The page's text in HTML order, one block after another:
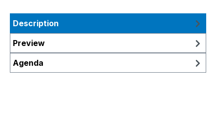
Description
Preview
Agenda